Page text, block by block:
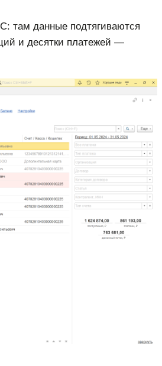
там данные подтягиваются
и десятки платежей —